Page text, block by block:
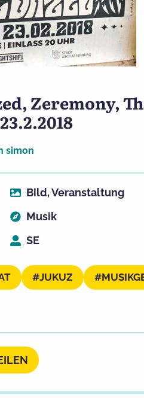
Jack
Zeremony,
simon
Bild,Veranstaltung
Musik
SE
JUKUZ